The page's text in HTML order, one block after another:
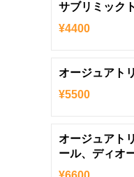
サブリミック
¥4400
オージュアト
¥5500
オージュアト
ール、ディオ